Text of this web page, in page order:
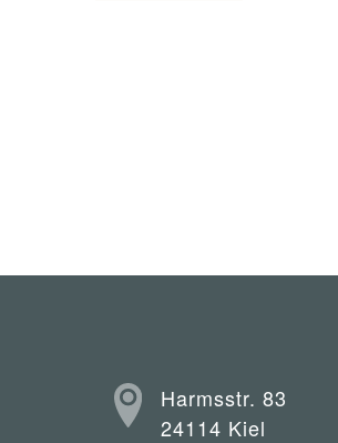
Harmsstr. 83
24114 Kiel